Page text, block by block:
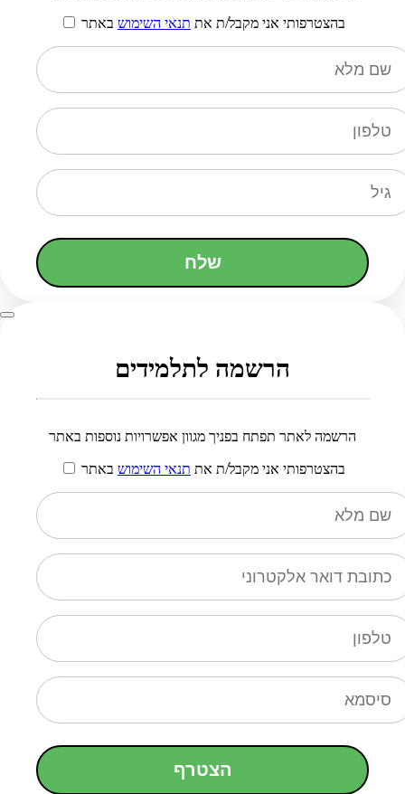
בהצטרפותי אני מקבל/ת את תנאי השימוש באתר
שלח
הרשמה לתלמידים
הרשמה לאתר תפתח בפניך מגוון אפשרויות נוספות באתר
בהצטרפותי אני מקבל/ת את תנאי השימוש באתר
הצטרף